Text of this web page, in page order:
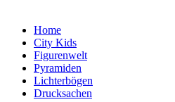
Home
City Kids
Figurenwelt
Pyramiden
Lichterbögen
Drucksachen